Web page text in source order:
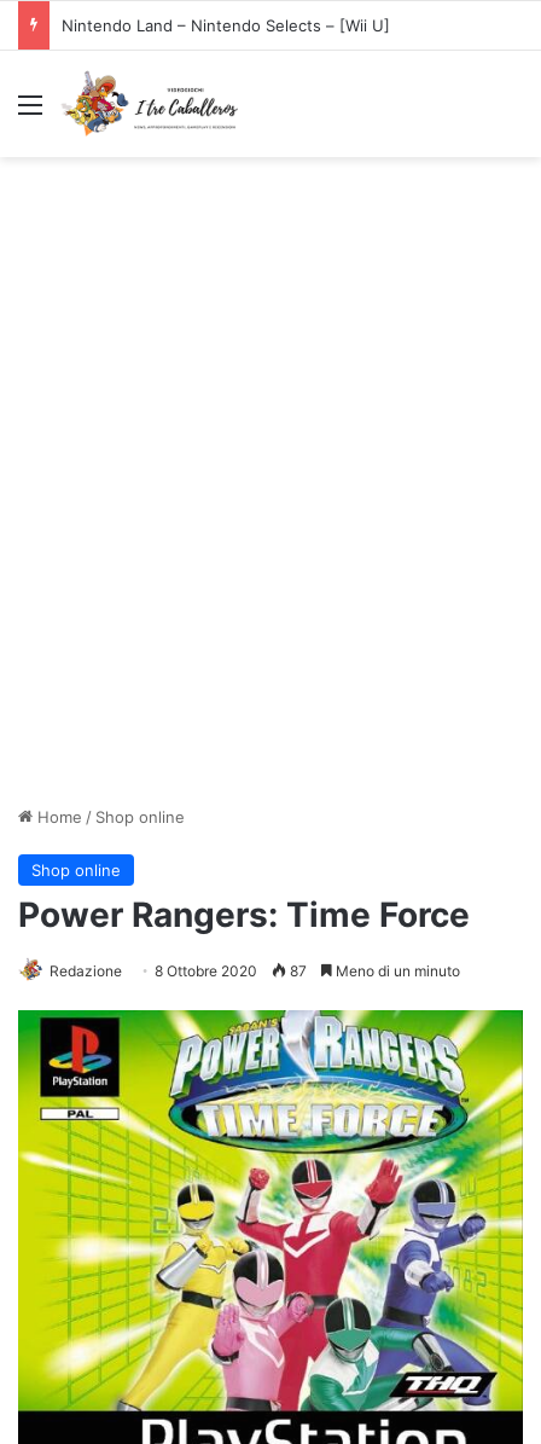
Amiibo Luigi – Super Mario Collection
Menu
Home / Shop online
Shop online
Power Rangers: Time Force
Redazione 8 Ottobre 2020 87 Meno di un minuto